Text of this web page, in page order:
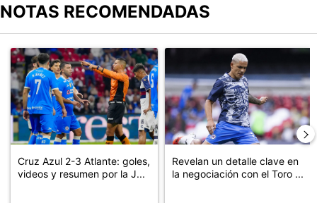
NOTAS RECOMENDADAS
Un artículo de tendencia con el título "Cruz Azul 2-3 Atlante:
Cruz Azul 2-3 Atlante: goles,
videos y resumen por la J...
Un artículo de tendencia con
Revelan un detalle clave en
la negociación con el Toro ...